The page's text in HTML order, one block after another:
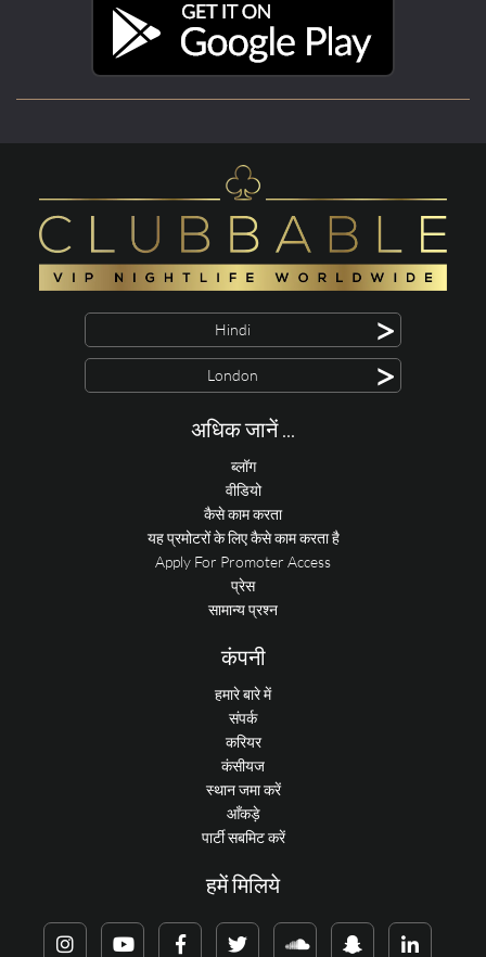
Hindi >
London >
अधिक जानें ...
ब्लॉग
वीडियो
कैसे काम करता
यह प्रमोटरों के लिए कैसे काम करता है
Apply For Promoter Access
प्रेस
सामान्य प्रश्न
कंपनी
हमारे बारे में
संपर्क
करियर
कंसीयज
स्थान जमा करें
आँकड़े
पार्टी सबमिट करें
हमें मिलिये